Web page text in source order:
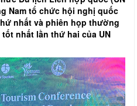
Nam tổ chức hội nghị quốc
nhất và phiên họp thường
nhất lần thứ hai của UN